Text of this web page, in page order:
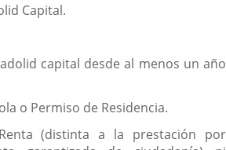
Capital.
capital desde al menos un año
o Permiso de Residencia.
(distinta a la prestación por